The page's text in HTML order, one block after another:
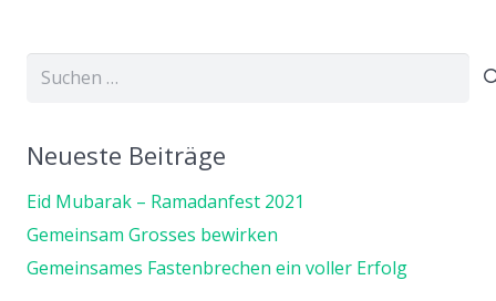
Suchen
Neueste Beiträge
Eid Mubarak – Ramadanfest 2021
Gemeinsam Grosses bewirken
Gemeinsames Fastenbrechen ein voller Erfolg